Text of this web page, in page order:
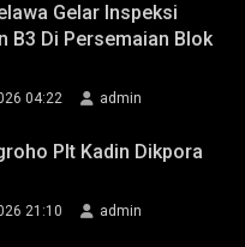
Gelar Inspeksi
B3 Di Persemaian Blok
04:22 admin
Plt Kadin Dikpora
21:10 admin